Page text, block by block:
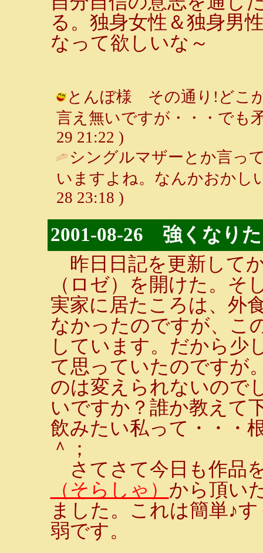
る。独身女性＆独身男
なって欲しいな～
とんぼ様 その通り!どこ
言え無いですが・・・でも
29 21:22 )
シングルマザーとか言っ
いますよね。なんかおかし
28 23:18 )
2001-08-26 強くなり
昨日日記を更新して
（ロゼ）を開けた。そ
実家に居たころは、外
なかったのですが、こ
しています。だから少
て思っていたのですが
のは変えられないので
いですか？誰か教えて
飲みたい私って・・・
＾；
さてさて今日も作品
（そらしゃ） から頂い
ました。これは簡単♪
弱です。